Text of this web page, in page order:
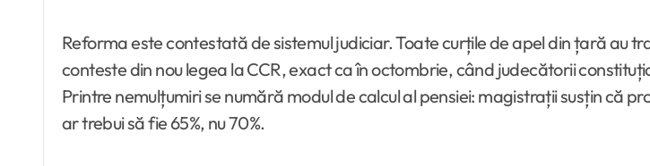
Reforma este contestată de sistemul judiciar. Toate curțile de apel din țară au
conteste din nou legea la CCR, exact ca în octombrie, când judecătorii
Printre nemulțumiri se numără modul de calcul al pensiei: magistrații susțin că
ar trebui să fie 65%, nu 70%.